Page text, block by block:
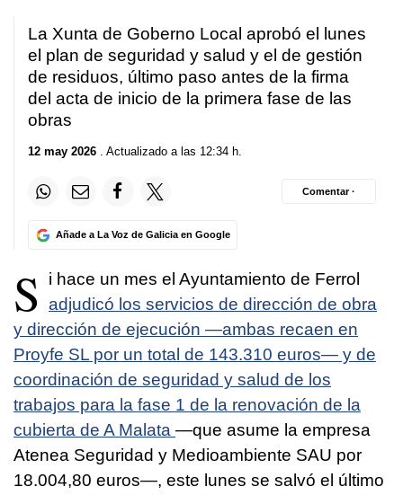
La Xunta de Goberno Local aprobó el lunes
el plan de seguridad y salud y el de gestión
de residuos, último paso antes de la firma
del acta de inicio de la primera fase de las
obras
12 may 2026 . Actualizado a las 12:34 h.
Añade a La Voz de Galicia en Google
Comentar ·
S
i hace un mes el Ayuntamiento de Ferrol
adjudicó los servicios de dirección de obra
y dirección de ejecución —ambas recaen en
Proyfe SL por un total de 143.310 euros— y de
coordinación de seguridad y salud de los
trabajos para la fase 1 de la renovación de la
cubierta de A Malata —que asume la empresa
Atenea Seguridad y Medioambiente SAU por
18.004,80 euros—, este lunes se salvó el último